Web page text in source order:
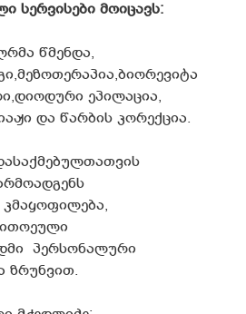
სერვისები მოიცავს:
წმენდა,
ეპილაცია,
და წარბის კორექცია.
პერსონალური
ზრუნვით.